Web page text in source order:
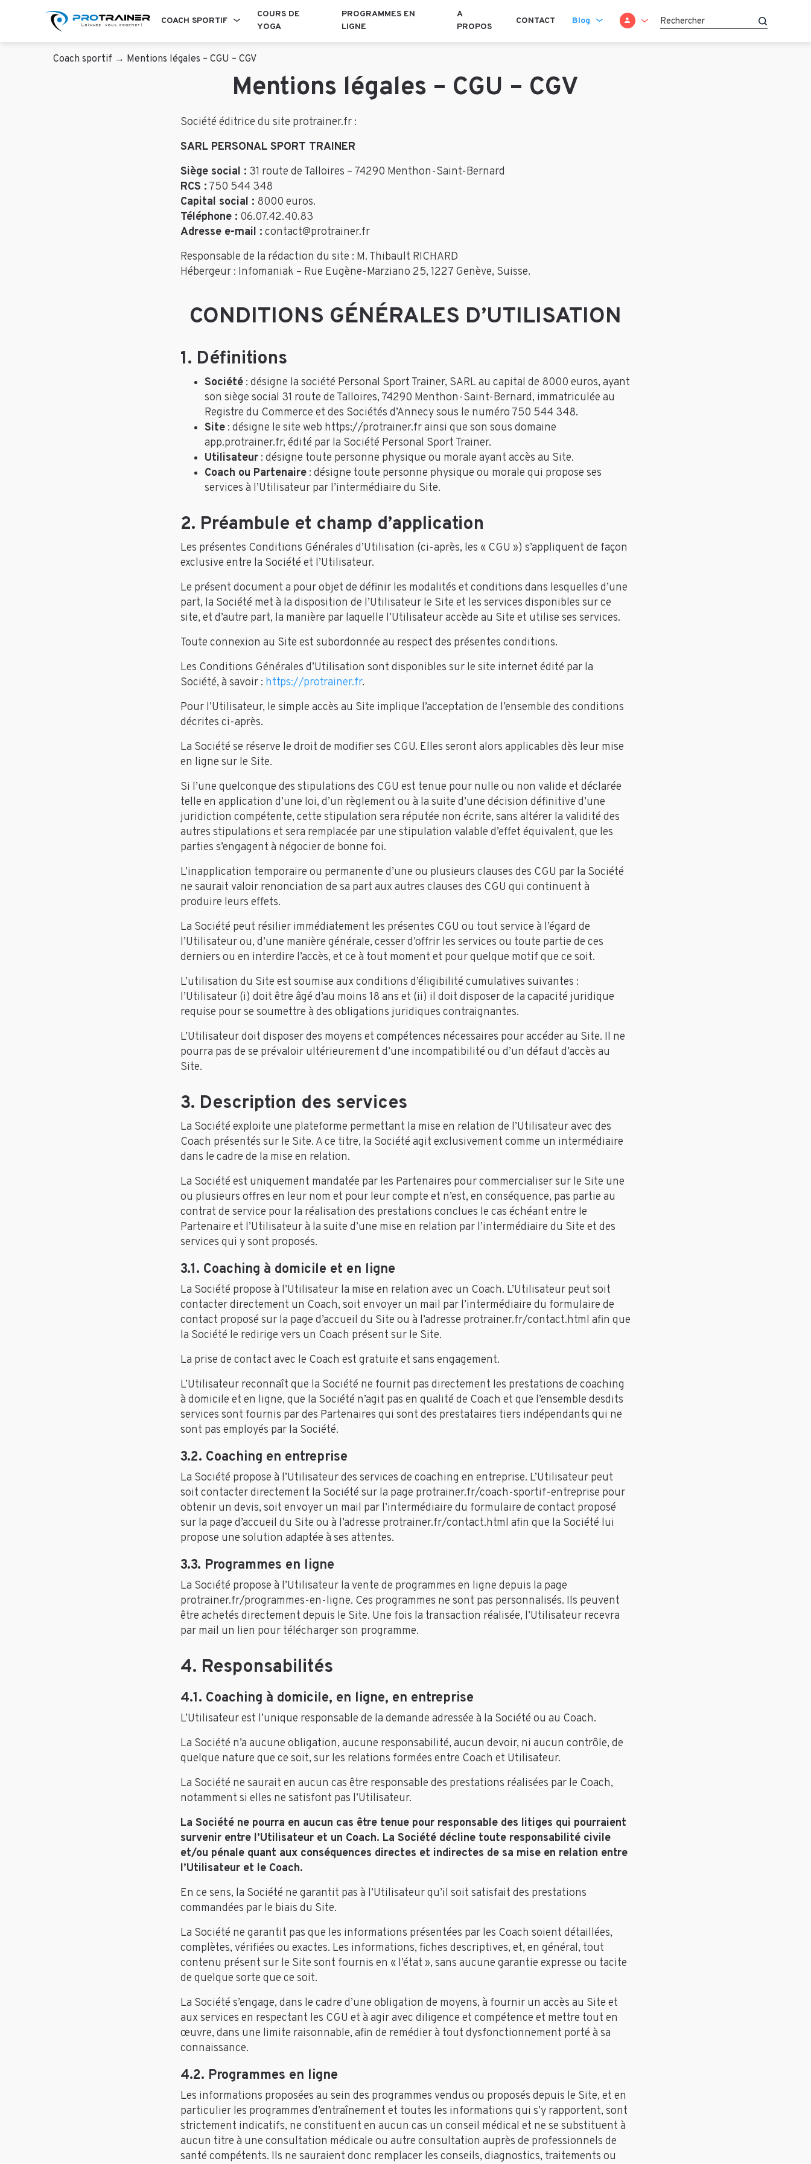
COACH SPORTIF
COURS DE
YOGA
PROGRAMMES EN
LIGNE
A
PROPOS
CONTACT Blog SE CONNECTER
Coach sportif → Mentions légales – CGU – CGV
Mentions légales – CGU – CGV
Société éditrice du site protrainer.fr :
SARL PERSONAL SPORT TRAINER
Siège social : 31 route de Talloires – 74290 Menthon-Saint-Bernard
RCS : 750 544 348
Capital social : 8000 euros.
Téléphone : 06.07.42.40.83
Adresse e-mail : contact@protrainer.fr
Responsable de la rédaction du site : M. Thibault RICHARD
Hébergeur : Infomaniak – Rue Eugène-Marziano 25, 1227 Genève, Suisse.
CONDITIONS GÉNÉRALES D’UTILISATION
1. Définitions
Société: désigne la société Personal Sport Trainer, SARL au capital de 8000 euros, ayant
son siège social 31 route de Talloires, 74290 Menthon-Saint-Bernard, immatriculée au
Registre du Commerce et des Sociétés d’Annecy sous le numéro 750 544 348.
Site: désigne le site web https://protrainer.fr ainsi que son sous domaine
app.protrainer.fr, édité par la Société Personal Sport Trainer.
Utilisateur: désigne toute personne physique ou morale ayant accès au Site.
Coach ou Partenaire: désigne toute personne physique ou morale qui propose ses
services à l’Utilisateur par l’intermédiaire du Site.
2. Préambule et champ d’application
Les présentes Conditions Générales d’Utilisation (ci-après, les « CGU ») s’appliquent de façon
exclusive entre la Société et l’Utilisateur.
Le présent document a pour objet de définir les modalités et conditions dans lesquelles d’une
part, la Société met à la disposition de l’Utilisateur le Site et les services disponibles sur ce
site, et d’autre part, la manière par laquelle l’Utilisateur accède au Site et utilise ses services.
Toute connexion au Site est subordonnée au respect des présentes conditions.
Les Conditions Générales d’Utilisation sont disponibles sur le site internet édité par la
Société, à savoir : https://protrainer.fr.
Pour l’Utilisateur, le simple accès au Site implique l’acceptation de l’ensemble des conditions
décrites ci-après.
La Société se réserve le droit de modifier ses CGU. Elles seront alors applicables dès leur mise
en ligne sur le Site.
Si l’une quelconque des stipulations des CGU est tenue pour nulle ou non valide et déclarée
telle en application d’une loi, d’un règlement ou à la suite d’une décision définitive d’une
juridiction compétente, cette stipulation sera réputée non écrite, sans altérer la validité des
autres stipulations et sera remplacée par une stipulation valable d’effet équivalent, que les
parties s’engagent à négocier de bonne foi.
L’inapplication temporaire ou permanente d’une ou plusieurs clauses des CGU par la Société
ne saurait valoir renonciation de sa part aux autres clauses des CGU qui continuent à
produire leurs effets.
La Société peut résilier immédiatement les présentes CGU ou tout service à l’égard de
l’Utilisateur ou, d’une manière générale, cesser d’offrir les services ou toute partie de ces
derniers ou en interdire l’accès, et ce à tout moment et pour quelque motif que ce soit.
L’utilisation du Site est soumise aux conditions d’éligibilité cumulatives suivantes :
l’Utilisateur (i) doit être âgé d’au moins 18 ans et (ii) il doit disposer de la capacité juridique
requise pour se soumettre à des obligations juridiques contraignantes.
L’Utilisateur doit disposer des moyens et compétences nécessaires pour accéder au Site. Il ne
pourra pas de se prévaloir ultérieurement d’une incompatibilité ou d’un défaut d’accès au
Site.
3. Description des services
La Société exploite une plateforme permettant la mise en relation de l’Utilisateur avec des
Coach présentés sur le Site. A ce titre, la Société agit exclusivement comme un intermédiaire
dans le cadre de la mise en relation.
La Société est uniquement mandatée par les Partenaires pour commercialiser sur le Site une
ou plusieurs offres en leur nom et pour leur compte et n’est, en conséquence, pas partie au
contrat de service pour la réalisation des prestations conclues le cas échéant entre le
Partenaire et l’Utilisateur à la suite d’une mise en relation par l’intermédiaire du Site et des
services qui y sont proposés.
3.1. Coaching à domicile et en ligne
La Société propose à l’Utilisateur la mise en relation avec un Coach. L’Utilisateur peut soit
contacter directement un Coach, soit envoyer un mail par l’intermédiaire du formulaire de
contact proposé sur la page d’accueil du Site ou à l’adresse protrainer.fr/contact.html afin que
la Société le redirige vers un Coach présent sur le Site.
La prise de contact avec le Coach est gratuite et sans engagement.
L’Utilisateur reconnaît que la Société ne fournit pas directement les prestations de coaching
à domicile et en ligne, que la Société n’agit pas en qualité de Coach et que l’ensemble desdits
services sont fournis par des Partenaires qui sont des prestataires tiers indépendants qui ne
sont pas employés par la Société.
3.2. Coaching en entreprise
La Société propose à l’Utilisateur des services de coaching en entreprise. L’Utilisateur peut
soit contacter directement la Société sur la page protrainer.fr/coach-sportif-entreprise pour
obtenir un devis, soit envoyer un mail par l’intermédiaire du formulaire de contact proposé
sur la page d’accueil du Site ou à l’adresse protrainer.fr/contact.html afin que la Société lui
propose une solution adaptée à ses attentes.
3.3. Programmes en ligne
La Société propose à l’Utilisateur la vente de programmes en ligne depuis la page
protrainer.fr/programmes-en-ligne. Ces programmes ne sont pas personnalisés. Ils peuvent
être achetés directement depuis le Site. Une fois la transaction réalisée, l’Utilisateur recevra
par mail un lien pour télécharger son programme.
4. Responsabilités
4.1. Coaching à domicile, en ligne, en entreprise
L’Utilisateur est l’unique responsable de la demande adressée à la Société ou au Coach.
La Société n’a aucune obligation, aucune responsabilité, aucun devoir, ni aucun contrôle, de
quelque nature que ce soit, sur les relations formées entre Coach et Utilisateur.
La Société ne saurait en aucun cas être responsable des prestations réalisées par le Coach,
notamment si elles ne satisfont pas l’Utilisateur.
La Société ne pourra en aucun cas être tenue pour responsable des litiges qui pourraient
survenir entre l’Utilisateur et un Coach. La Société décline toute responsabilité civile
et/ou pénale quant aux conséquences directes et indirectes de sa mise en relation entre
l’Utilisateur et le Coach.
En ce sens, la Société ne garantit pas à l’Utilisateur qu’il soit satisfait des prestations
commandées par le biais du Site.
La Société ne garantit pas que les informations présentées par les Coach soient détaillées,
complètes, vérifiées ou exactes. Les informations, fiches descriptives, et, en général, tout
contenu présent sur le Site sont fournis en « l’état », sans aucune garantie expresse ou tacite
de quelque sorte que ce soit.
La Société s’engage, dans le cadre d’une obligation de moyens, à fournir un accès au Site et
aux services en respectant les CGU et à agir avec diligence et compétence et mettre tout en
œuvre, dans une limite raisonnable, afin de remédier à tout dysfonctionnement porté à sa
connaissance.
4.2. Programmes en ligne
Les informations proposées au sein des programmes vendus ou proposés depuis le Site, et en
particulier les programmes d’entraînement et toutes les informations qui s’y rapportent, sont
strictement indicatifs, ne constituent en aucun cas un conseil médical et ne se substituent à
aucun titre à une consultation médicale ou autre consultation auprès de professionnels de
santé compétents. Ils ne sauraient donc remplacer les conseils, diagnostics, traitements ou